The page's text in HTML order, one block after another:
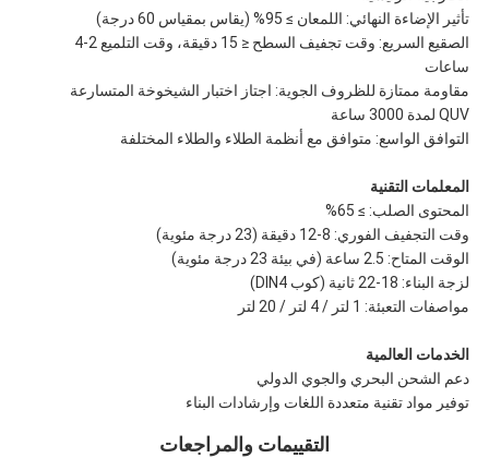
تأثير الإضاءة النهائي: اللمعان ≥ 95% (يقاس بمقياس 60 درجة)
الصقيع السريع: وقت تجفيف السطح ≤ 15 دقيقة، وقت التلميع 2-4
ساعات
مقاومة ممتازة للظروف الجوية: اجتاز اختبار الشيخوخة المتسارعة
QUV لمدة 3000 ساعة
التوافق الواسع: متوافق مع أنظمة الطلاء والطلاء المختلفة
المعلمات التقنية
المحتوى الصلب: ≥ 65%
وقت التجفيف الفوري: 8-12 دقيقة (23 درجة مئوية)
الوقت المتاح: 2.5 ساعة (في بيئة 23 درجة مئوية)
لزجة البناء: 18-22 ثانية (كوب DIN4)
مواصفات التعبئة: 1 لتر / 4 لتر / 20 لتر
الخدمات العالمية
دعم الشحن البحري والجوي الدولي
توفير مواد تقنية متعددة اللغات وإرشادات البناء
التقييمات والمراجعات